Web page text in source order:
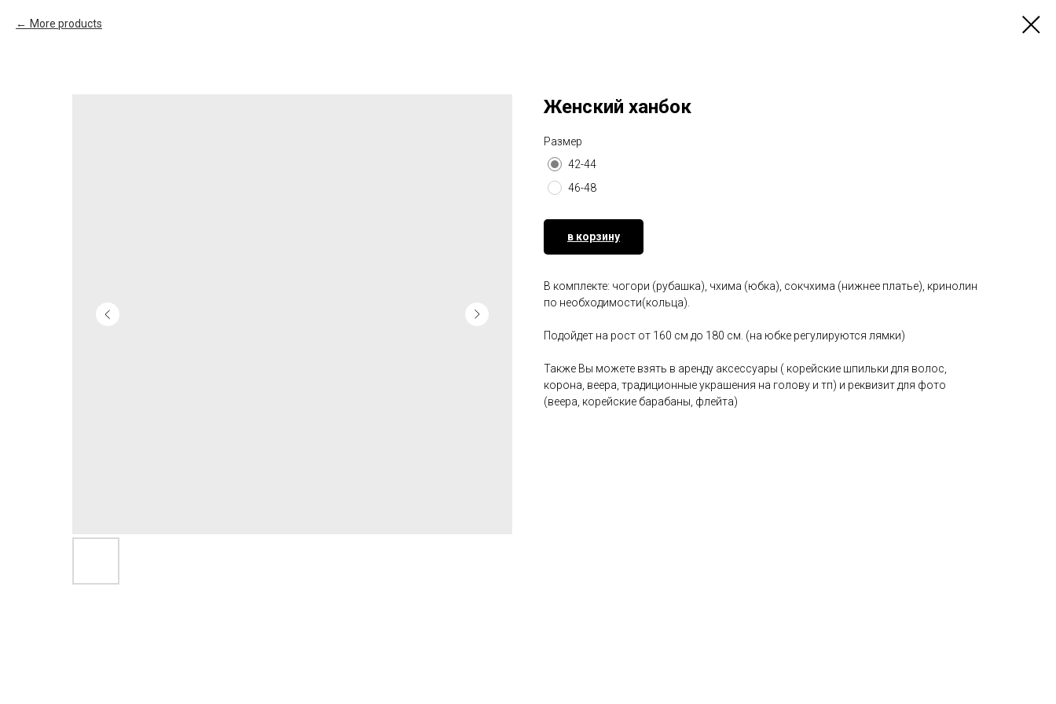
More products
Женский ханбок
Размер
42-44
46-48
в корзину
В комплекте: чогори (рубашка), чхима (юбка), сокчхима (нижнее платье), кринолин
по необходимости(кольца).
Подойдет на рост от 160 см до 180 см. (на юбке регулируются лямки)
Также Вы можете взять в аренду аксессуары ( корейские шпильки для волос,
корона, веера, традиционные украшения на голову и тп) и реквизит для фото
(веера, корейские барабаны, флейта)